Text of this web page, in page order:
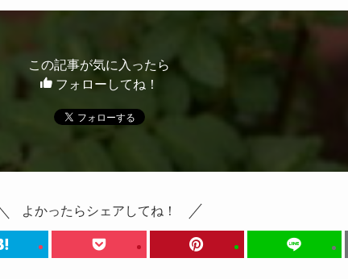
この記事が気に入ったら
フォローしてね！
よかったらシェアしてね！